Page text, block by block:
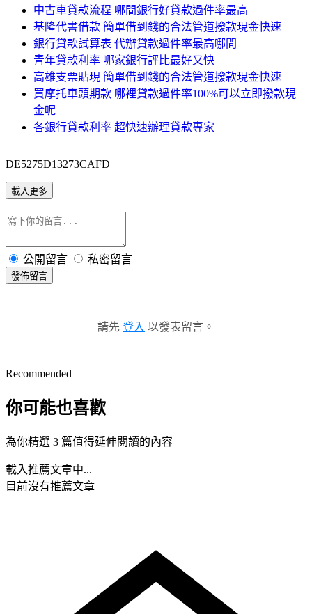
中古車貸款流程 哪間銀行好貸款過件率最高
基隆代書借款 簡單借到錢的合法管道撥款現金快速
銀行貸款試算表 代辦貸款過件率最高哪間
青年貸款利率 哪家銀行評比最好又快
高雄支票貼現 簡單借到錢的合法管道撥款現金快速
買摩托車頭期款 哪裡貸款過件率100%可以立即撥款現
金呢
各銀行貸款利率 超快速辦理貸款專家
DE5275D13273CAFD
載入更多
公開留言 私密留言
發佈留言
請先 登入 以發表留言。
Recommended
你可能也喜歡
為你精選 3 篇值得延伸閱讀的內容
載入推薦文章中...
目前沒有推薦文章